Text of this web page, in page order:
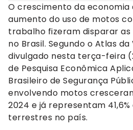
O crescimento da economia
aumento do uso de motos
trabalho fizeram disparar
no Brasil. Segundo o Atlas
divulgado nesta terça-feira
de Pesquisa Econômica
Brasileiro de Segurança
envolvendo motos
2024 e já representam
terrestres no país.